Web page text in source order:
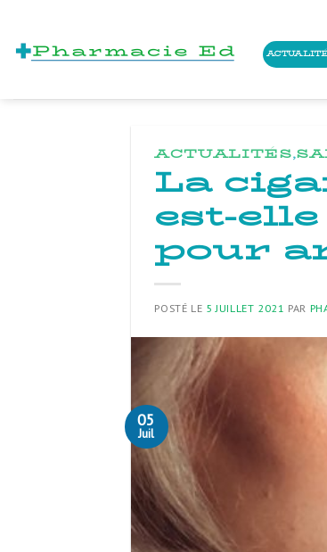
content
ACTUALITÉS,
La
est-
pour
POSTÉ LE 5 JUILLET 2021 PAR
05
Juil